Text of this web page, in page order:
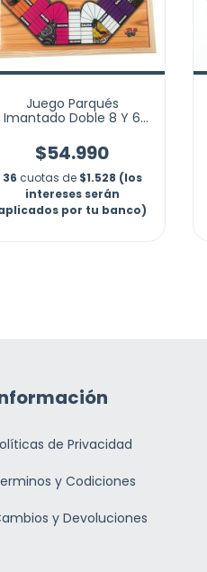
Juego Parqués
Imantado Doble 8 Y 6
$54.990
36 cuotas de $1.528 (los
intereses serán
por tu banco)
de Privacidad
y Codiciones
y Devoluciones